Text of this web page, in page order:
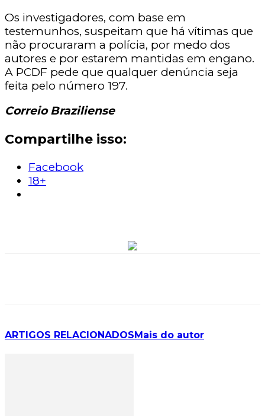
Os investigadores, com base em
testemunhos, suspeitam que há vítimas que
não procuraram a polícia, por medo dos
autores e por estarem mantidas em engano.
A PCDF pede que qualquer denúncia seja
feita pelo número 197.
Correio Braziliense
Compartilhe isso:
Facebook
18+
ARTIGOS RELACIONADOS Mais do autor